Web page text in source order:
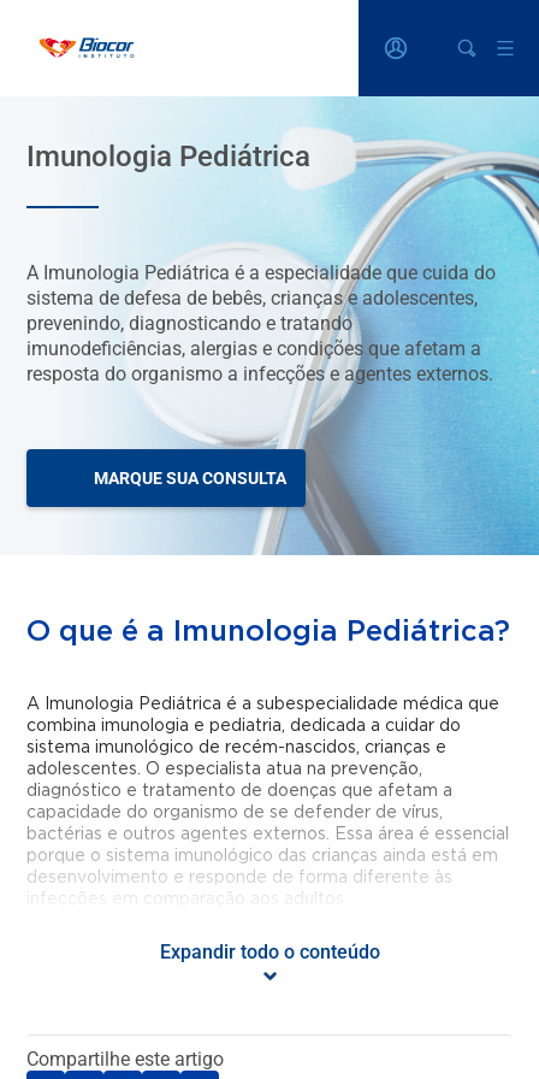
Imunologia Pediátrica
A Imunologia Pediátrica é a especialidade que cuida do
sistema de defesa de bebês, crianças e adolescentes,
prevenindo, diagnosticando e tratando
imunodeficiências, alergias e condições que afetam a
resposta do organismo a infecções e agentes externos.
MARQUE SUA CONSULTA
O que é a Imunologia Pediátrica?
A Imunologia Pediátrica é a subespecialidade médica que
combina imunologia e pediatria, dedicada a cuidar do
sistema imunológico de recém-nascidos, crianças e
adolescentes. O especialista atua na prevenção,
diagnóstico e tratamento de doenças que afetam a
capacidade do organismo de se defender de vírus,
bactérias e outros agentes externos. Essa área é essencial
porque o sistema imunológico das crianças ainda está em
desenvolvimento e responde de forma diferente às
infecções em comparação aos adultos.
Quais doenças ou condições são
Pediátrica?
Expandir todo o conteúdo
Compartilhe este artigo